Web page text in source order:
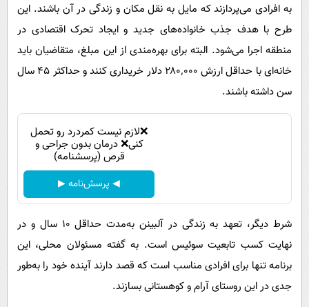
به افرادی می‌پردازند که مایل به نقل مکان و زندگی در آن باشند. این
طرح با هدف جذب خانواده‌های جدید و ایجاد تحرک اقتصادی در
منطقه اجرا می‌شود. البته برای بهره‌مندی از این مبلغ، متقاضیان باید
خانه‌ای با حداقل ارزش ۲۸۰٬۰۰۰ دلار خریداری کنند و حداکثر ۴۵ سال
سن داشته باشند.
❌لازم نیست کمردرد رو تحمل
کنی❌ درمان بدون جراحی و
قرص (پرسشنامه)
◀ پرسش‌نامه ▶
شرط دیگر، تعهد به زندگی در آلبینن به‌مدت حداقل ۱۰ سال و در
نهایت کسب تابعیت سوئیس است. به گفته مسئولان محلی، این
برنامه تنها برای افرادی مناسب است که قصد دارند آینده خود را به‌طور
جدی در این روستای آرام و کوهستانی بسازند.